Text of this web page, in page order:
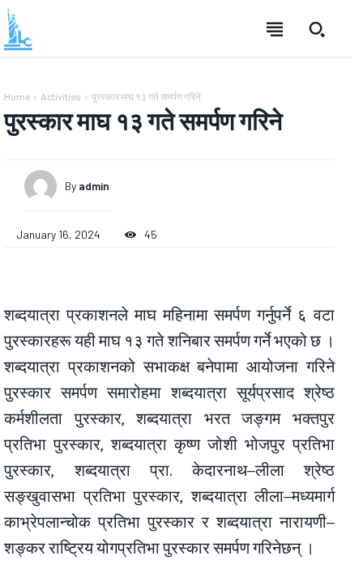
Home Activities पुरस्कार माघ १३ गते समर्पण गरिने
पुरस्कार माघ १३ गते समर्पण गरिने
By admin
January 16, 2024 45
शब्दयात्रा प्रकाशनले माघ महिनामा समर्पण गर्नुपर्ने ६ वटा
पुरस्कारहरू यही माघ १३ गते शनिबार समर्पण गर्ने भएको छ ।
शब्दयात्रा प्रकाशनको सभाकक्ष बनेपामा आयोजना गरिने
पुरस्कार समर्पण समारोहमा शब्दयात्रा सूर्यप्रसाद श्रेष्ठ
कर्मशीलता पुरस्कार, शब्दयात्रा भरत जङ्गम भक्तपुर
प्रतिभा पुरस्कार, शब्दयात्रा कृष्ण जोशी भोजपुर प्रतिभा
पुरस्कार, शब्दयात्रा प्रा. केदारनाथ–लीला श्रेष्ठ
सङ्खुवासभा प्रतिभा पुरस्कार, शब्दयात्रा लीला–मध्यमार्ग
काभ्रेपलान्चोक प्रतिभा पुरस्कार र शब्दयात्रा नारायणी–
शङ्कर राष्ट्रिय योगप्रतिभा पुरस्कार समर्पण गरिनेछन् ।